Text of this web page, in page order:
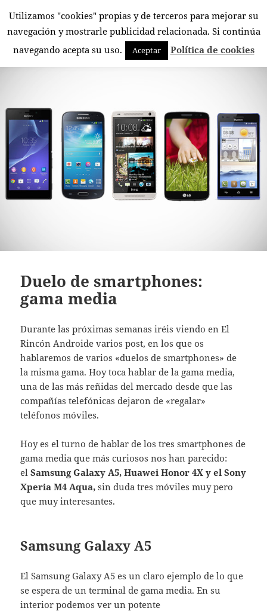
El Rincón Androide
MENÚ
Y
WIDGETS
Duelo de smartphones:
gama media
Durante las próximas semanas iréis viendo en El
Rincón Androide varios post, en los que os
hablaremos de varios «duelos de smartphones» de
la misma gama. Hoy toca hablar de la gama media,
una de las más reñidas del mercado desde que las
compañías telefónicas dejaron de «regalar»
teléfonos móviles.
Hoy es el turno de hablar de los tres smartphones de
gama media que más curiosos nos han parecido:
elSamsung Galaxy A5, Huawei Honor 4X y el Sony
Xperia M4 Aqua, sin duda tres móviles muy pero
que muy interesantes.
Samsung Galaxy A5
El Samsung Galaxy A5 es un claro ejemplo de lo que
se espera de un terminal de gama media. En su
interior podemos ver un potente
Utilizamos "cookies" propias y de terceros para mejorar su
navegación y mostrarle publicidad relacionada. Si continúa
navegando acepta su uso.
Aceptar Política de cookies